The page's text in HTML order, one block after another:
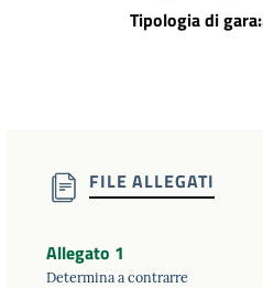
Tipologia di gara:
FILE ALLEGATI
Allegato 1
Determina a contrarre